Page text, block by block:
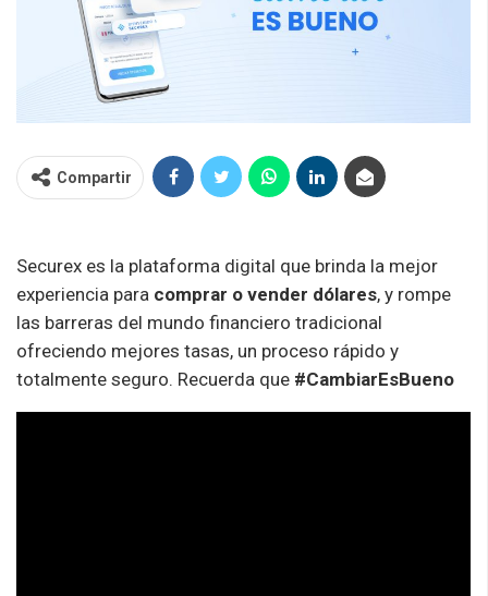
Compartir
Securex es la plataforma digital que brinda la mejor
experiencia para comprar o vender dólares, y rompe
las barreras del mundo financiero tradicional
ofreciendo mejores tasas, un proceso rápido y
totalmente seguro. Recuerda que #CambiarEsBueno